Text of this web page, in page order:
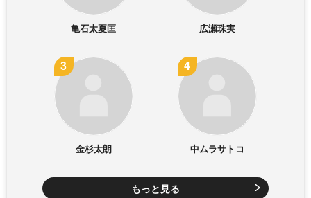
亀石太夏匡 広瀬珠実
金杉太朗 中ムラサトコ
もっと見る